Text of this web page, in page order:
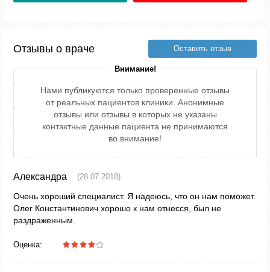
Отзывы о враче Оставить отзыв
Внимание!
Нами публикуются только проверенные отзывы
от реальных пациентов клиники. Анонимные
отзывы или отзывы в которых не указаны
контактные данные пациента не принимаются
во внимание!
Александра (28.07.2018)
Очень хороший специалист. Я надеюсь, что он нам поможет.
Олег Константинович хорошо к нам отнесся, был не
раздраженным.
Оценка: